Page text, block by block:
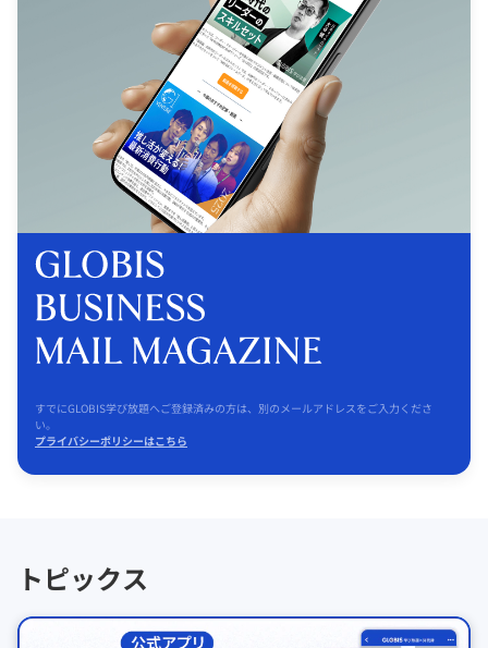
すでにGLOBIS学び放題へご登録済みの方は、別のメールアドレスをご入力くださ
い。
プライバシーポリシーはこちら
トピックス